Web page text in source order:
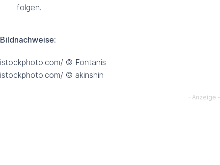
folgen.
Bildnachweise:
istockphoto.com/ © Fontanis
istockphoto.com/ © akinshin